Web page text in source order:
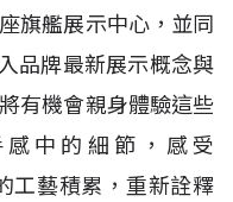
旗艦展示中心，並同
品牌最新展示概念與
有機會親身體驗這些
中的細節，感受
工藝積累，重新詮釋